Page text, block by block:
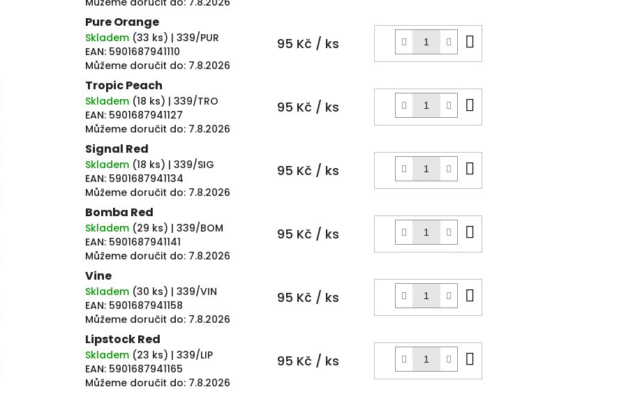
Pure Orange
Skladem (33 ks) | 339/PUR
EAN: 5901687941110
Můžeme doručit do: 7.8.2026
95 Kč / ks
košíku
Tropic Peach
Skladem (18 ks) | 339/TRO
EAN: 5901687941127
Můžeme doručit do: 7.8.2026
95 Kč / ks
košíku
Signal Red
Skladem (18 ks) | 339/SIG
EAN: 5901687941134
Můžeme doručit do: 7.8.2026
95 Kč / ks
košíku
Bomba Red
Skladem (29 ks) | 339/BOM
EAN: 5901687941141
Můžeme doručit do: 7.8.2026
95 Kč / ks
košíku
Vine
Skladem (30 ks) | 339/VIN
EAN: 5901687941158
Můžeme doručit do: 7.8.2026
95 Kč / ks
košíku
Lipstock Red
Skladem (23 ks) | 339/LIP
EAN: 5901687941165
Můžeme doručit do: 7.8.2026
95 Kč / ks
košíku